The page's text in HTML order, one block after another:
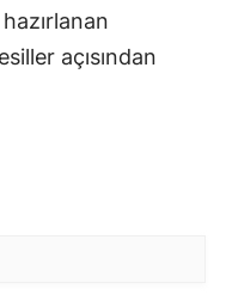
açısından